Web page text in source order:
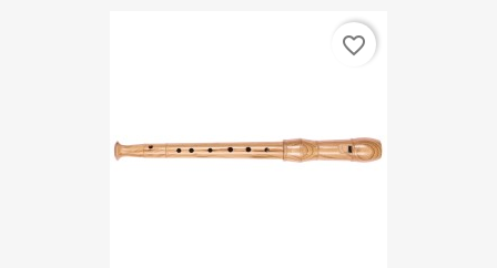
favorite_border